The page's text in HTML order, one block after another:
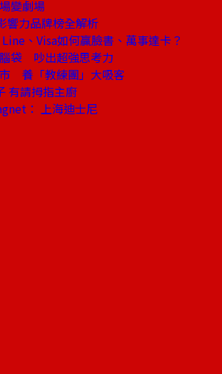
變劇場
響力品牌榜全解析
、Visa如何贏臉書、萬事達卡？
袋 吵出超強思考力
養「教練團」大吸客
有請拇指主廚
： 上海迪士尼